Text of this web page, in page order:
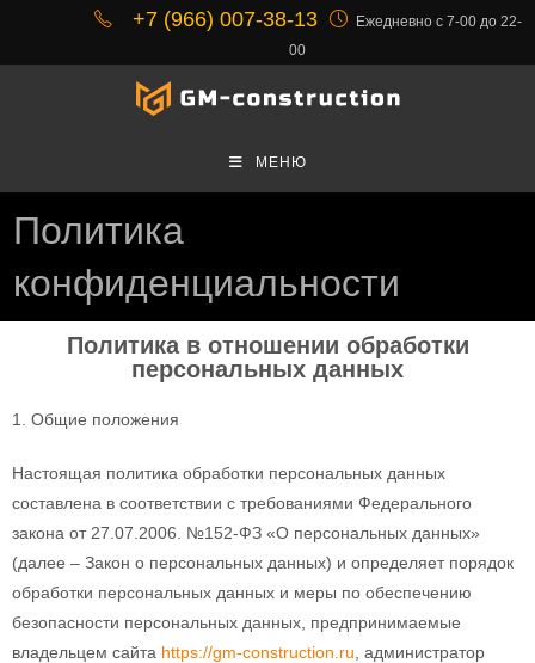
+7 (966) 007-38-13
Ежедневно с 7-00 до 22-
00
МЕНЮ
Политика
конфиденциальности
Политика в отношении обработки
персональных данных
1. Общие положения
Настоящая политика обработки персональных данных
составлена в соответствии с требованиями Федерального
закона от 27.07.2006. №152-ФЗ «О персональных данных»
(далее – Закон о персональных данных) и определяет порядок
обработки персональных данных и меры по обеспечению
безопасности персональных данных, предпринимаемые
владельцем сайта https://gm-construction.ru , администратор